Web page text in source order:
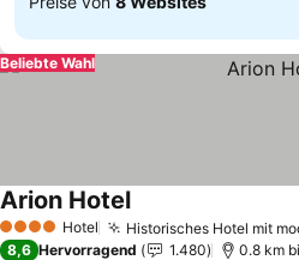
Beliebte Wahl
4 Sterne Hotel Historisches Hotel mit
Arion HotelPreise sehen
8,6 Hervorragend 1.480 0.8 km